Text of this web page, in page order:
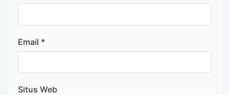
Email *
Situs Web